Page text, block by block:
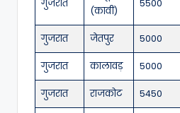
गुजरात
(कावी)
5500
गुजरात जेतपुर 5000
गुजरात कालावड़ 5000
गुजरात राजकोट 5450